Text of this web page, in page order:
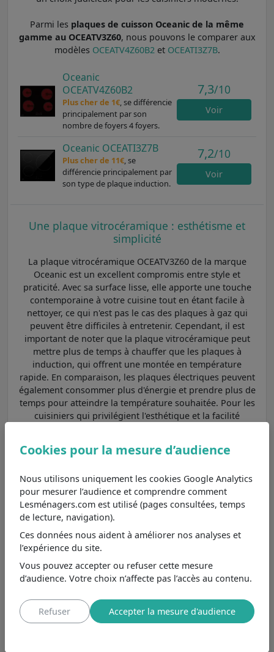
Parmi les plaques de cuisson Oceanic de la même
gamme au OCEATV3Z60, nous pouvons le comparer aux
modèles OCEATV4Z60B2 et OCEATI3Z7B.
Oceanic
OCEATV4Z60B2
Plus cher de 1€, se différencie
principalement par son
nombre de foyers 4 foyers.
7,3/10
Voir
Oceanic OCEATI3Z7B
Plus cher de 11€, se
différencie principalement par
son type de plaque induction.
7,2/10
Voir
Une plaque vitrocéramique : esthétisme et
simplicité
La plaque vitrocéramique OCEATV3Z60 de la marque
Oceanic est un excellent compromis entre style et
praticité. Avec sa surface lisse, elle apporte une touche
contemporaine à votre cuisine tout en étant facile à
nettoyer, ce qui n'est pas le cas des plaques à gaz qui
peuvent être difficiles à entretenir. Cependant, il est
important de noter que la plaque vitrocéramique peut
mettre plus de temps à chauffer que les plaques à
induction, qui offrent une montée en température
rapide. En comparaison, les plaques électriques peuvent
également consommer plus d'énergie et prendre plus de
temps pour atteindre la température souhaitée. Pour les
cuisiniers qui privilégient l'esthétique et la facilité
: : esthétisme et simplicitéet aux caractéristiques
principales les plus proches, nous pouvons le comparer
au modèleTV2ZSE9.
Oceanic TV2ZSE9
Moins cher de 19€
foyers 2 foyers.
8,4/10
3 foyers : bon compromis pour les cuissons
simples
Cookies pour la mesure d’audience
Nous utilisons uniquement les cookies Google Analytics
pour mesurer l’audience et comprendre comment
Lesménagers.com est utilisé (pages consultées, temps
de lecture, navigation).
Ces données nous aident à améliorer nos analyses et
l’expérience du site.
Vous pouvez accepter ou refuser cette mesure
d’audience. Votre choix n’affecte pas l’accès au contenu.
Refuser Accepter la mesure d'audience